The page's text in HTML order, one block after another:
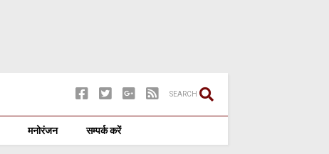
SEARCH
मनोरंजन सम्पर्क करें